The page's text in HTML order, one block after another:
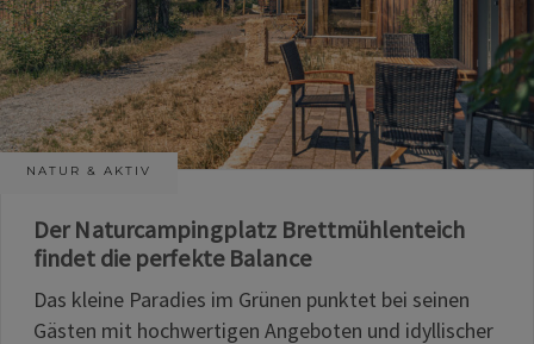
NATUR & AKTIV
Der Naturcampingplatz Brettmühlenteich
findet die perfekte Balance
Das kleine Paradies im Grünen punktet bei seinen
Gästen mit hochwertigen Angeboten und idyllischer